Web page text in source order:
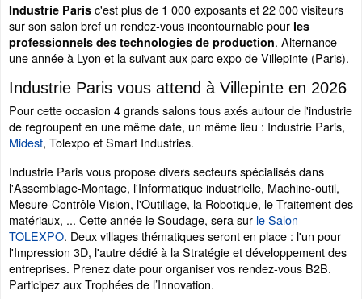
Industrie Paris c'est plus de 1 000 exposants et 22 000 visiteurs
sur son salon bref un rendez-vous incontournable pour les
professionnels des technologies de production. Alternance
une année à Lyon et la suivant aux parc expo de Villepinte (Paris).
Industrie Paris vous attend à Villepinte en 2026
Pour cette occasion 4 grands salons tous axés autour de l'industrie
de regroupent en une même date, un même lieu : Industrie Paris,
Midest, Tolexpo et Smart Industries.
Industrie Paris vous propose divers secteurs spécialisés dans
l'Assemblage-Montage, l'Informatique industrielle, Machine-outil,
Mesure-Contrôle-Vision, l'Outillage, la Robotique, le Traitement des
matériaux, ... Cette année le Soudage, sera sur le Salon
TOLEXPO. Deux villages thématiques seront en place : l'un pour
l'Impression 3D, l'autre dédié à la Stratégie et développement des
entreprises. Prenez date pour organiser vos rendez-vous B2B.
Participez aux Trophées de l’Innovation.